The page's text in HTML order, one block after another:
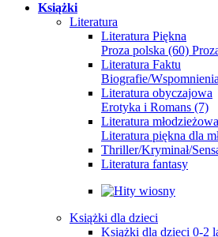
Książki
Literatura
Literatura Piękna
Proza polska (60)
Literatura Faktu
Biografie/Wspomnienia
Literatura obyczajowa
Erotyka i Romans (7)
Literatura młodzieżowa
Literatura piękna dla
Thriller/Kryminał/
Literatura fantasy
Książki dla dzieci
Książki dla dzieci 0-2